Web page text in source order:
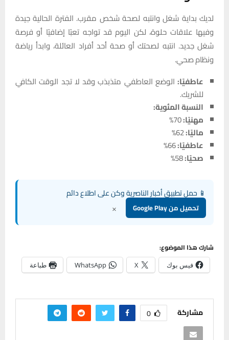
لديك بداية شغل وانتبه لصحة شخص مقرب. الفترة الحالية جيدة
وفيها علاقات حلوة، لكن اليوم قد تواجه تعبًا إضافيًا أو فرصة
شغل جديد. انتبه لصحتك أو صحة أحد أفراد العائلة، وابدأ رياضة
ونظام صحي.
عاطفيًا: الوضع العاطفي متذبذب وقد لا تجد الوقت الكافي
للشريك.
النسبة المئوية:
مهنيًا:
ماليًا:
عاطفيًا:
صحيًا:
📱 حمل تطبيق أخبار الناصرية وكن على اطلاع دائم
تحميل من Google Play ×
شارك هذا الموضوع:
فيس بوك X
WhatsApp طباعة
مشاركة 0